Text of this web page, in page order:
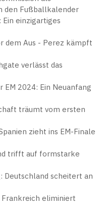
den Fußballkalender
einzigartiges
dem Aus - Perez kämpft
verlässt das
2024: Ein Neuanfang
träumt vom ersten
zieht ins EM-Finale
trifft auf formstarke
Deutschland scheitert an
eliminiert